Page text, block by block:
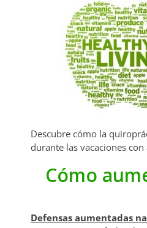
Descubre cómo la
durante las vacaciones
Cómo
Defensas aumentadas